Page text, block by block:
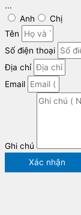
...
Anh
Chị
Tên
Số điện thoại
Địa chỉ
Email
Ghi chú
Xác nhận